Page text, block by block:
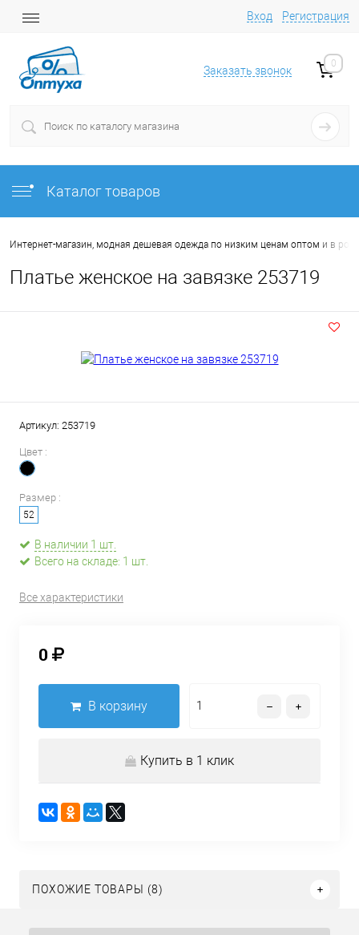
Вход Регистрация
Заказать звонок
0
Каталог товаров
Интернет-магазин, модная дешевая одежда по низким ценам оптом и в
Платье женское на завязке 253719
Артикул: 253719
Цвет :
Размер :
52
В наличии 1 шт.
Всего на складе: 1 шт.
Все характеристики
0
В корзину
Купить в 1 клик
ПОХОЖИЕ ТОВАРЫ (8)